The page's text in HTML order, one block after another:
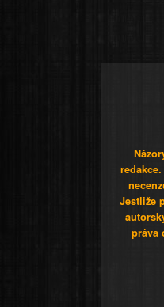
Jestliže
práva